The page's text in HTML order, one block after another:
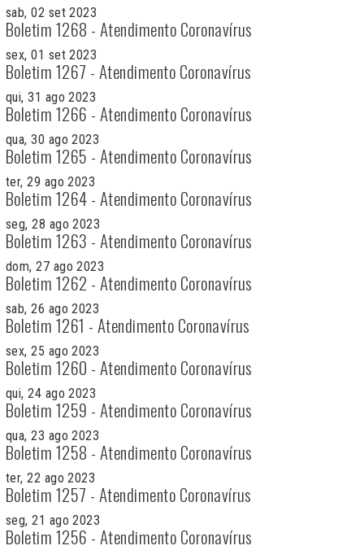
sab, 02 set 2023
Boletim 1268 - Atendimento Coronavírus
sex, 01 set 2023
Boletim 1267 - Atendimento Coronavírus
qui, 31 ago 2023
Boletim 1266 - Atendimento Coronavírus
qua, 30 ago 2023
Boletim 1265 - Atendimento Coronavírus
ter, 29 ago 2023
Boletim 1264 - Atendimento Coronavírus
seg, 28 ago 2023
Boletim 1263 - Atendimento Coronavírus
dom, 27 ago 2023
Boletim 1262 - Atendimento Coronavírus
sab, 26 ago 2023
Boletim 1261 - Atendimento Coronavírus
sex, 25 ago 2023
Boletim 1260 - Atendimento Coronavírus
qui, 24 ago 2023
Boletim 1259 - Atendimento Coronavírus
qua, 23 ago 2023
Boletim 1258 - Atendimento Coronavírus
ter, 22 ago 2023
Boletim 1257 - Atendimento Coronavírus
seg, 21 ago 2023
Boletim 1256 - Atendimento Coronavírus